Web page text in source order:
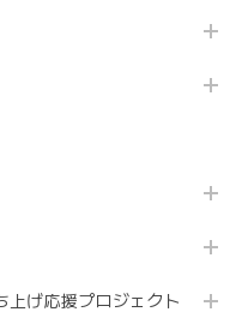
上げ応援プロジェクト